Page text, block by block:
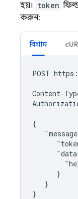
হয়। token
করুন:
বিশ্রাম
POST
Content-
{
      }
   }